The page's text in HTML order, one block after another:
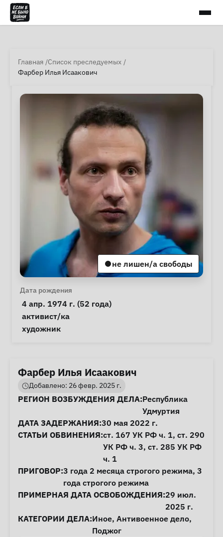
Главная Список преследуемых
Фарбер Илья Исаакович
не лишен/а свободы
Личная информация
Дата рождения
4 апр. 1974 г. (52 года)
Особые обстоятельства
активист/ка
Примечания
художник
Фарбер Илья Исаакович
Добавлено: 26 февр. 2025 г.
Информация о деле
РЕГИОН ВОЗБУЖДЕНИЯ ДЕЛА:Республика
Удмуртия
ДАТА ЗАДЕРЖАНИЯ:30 мая 2022 г.
СТАТЬИ ОБВИНЕНИЯ:ст. 167 УК РФ ч. 1, ст. 290
УК РФ ч. 3, ст. 285 УК РФ
ч. 1
ПРИГОВОР:3 года 2 месяца строгого режима, 3
года строгого режима
ПРИМЕРНАЯ ДАТА ОСВОБОЖДЕНИЯ:29 июл.
2025 г.
КАТЕГОРИИ ДЕЛА:Иное, Антивоенное дело,
Поджог